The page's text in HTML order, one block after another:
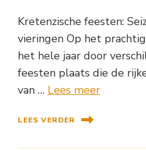
Kretenzische feesten:
vieringen Op het
het hele jaar door
feesten plaats die de
van … Lees meer
LEES VERDER